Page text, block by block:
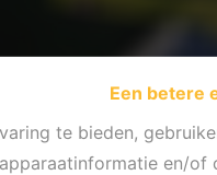
Een betere
te bieden,
en/of